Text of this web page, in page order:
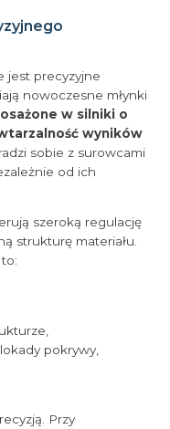
jest precyzyjne
nowoczesne młynki
w silniki o
wyników
radzi sobie z surowcami
od ich
szeroką regulację
strukturę materiału.
pokrywy,
Przy